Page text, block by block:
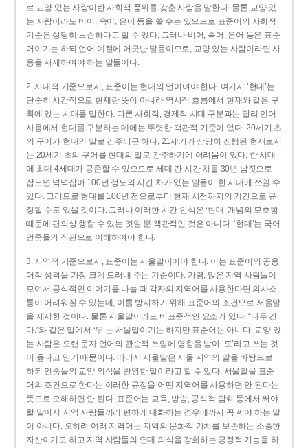
로 교양 있는 사람이란 사회적 품위를 갖춘 사람을 말한다. 물론 교양 있
는 사람이라도 비어, 속어, 은어 등을 쓸 수는 있으므로 표준어의 사회적
기준은 상당히 느슨하다고 할 수 있다. 그러나 비어, 속어, 은어 등은 표준
어이기는 하되 언어 예절에 어긋난 말들이므로, 교양 있는 사람이라면 사
용을 자제하여야 하는 말들이다.
2. 시대적 기준으로서, 표준어는 현대의 언어여야 한다. 여기서 ‘현대’는
단순히 시간적으로 현재란 뜻이 아니라 역사적 흐름에서 현재와 같은 구
획에 있는 시대를 말한다. 다른 사회적, 경제적 시대 구분과는 달리 언어
사용에서 현대를 구분하는 데에는 뚜렷한 객관적 기준이 없다. 20세기 초
의 구어가 현대의 말로 간주되곤 하나, 21세기가 상당히 진행된 현재로서
는 20세기 초의 구어를 현대의 말로 간주하기에 어려움이 있다. 한 시대
에 최대 4세대가 공존할 수 있으므로 세대 간 시간 차를 30년 남짓으로
잡으면 넉넉잡아 100년 정도의 시간 차가 있는 말들이 한 시대에 쓰일 수
있다. 그러므로 현대를 100년 전으로부터 현재 시점까지의 기간으로 규
정할 수도 있을 것이다. 그러나 이러한 시간 인식은 ‘현대’ 개념의 모호함
때문에 편의상 행할 수 있는 것일 뿐 객관적인 것은 아니다. ‘현대’는 국어
언중들의 직관으로 이해하여야 한다.
3. 지역적 기준으로서, 표준어는 서울말이어야 한다. 이는 표준어의 공용
어적 성격을 가장 크게 드러내 주는 기준이다. 가령, 많은 지역 사람들이
모여서 공식적인 이야기를 나눌 때 각자의 지역어를 사용한다면 의사소
통이 어려워질 수 있는데, 이를 방지하기 위해 표준어의 조건으로 서울말
을 제시한 것이다. 물론 서울말이라도 비표준적인 요소가 있다. “나두 간
다.”와 같은 말에서 ‘두’는 서울말이기는 하지만 표준어는 아니다. 교양 있
는 사람은 오랜 문자 언어의 관습적 쓰임에 영향을 받아 ‘도’라고 쓰는 것
이 옳다고 믿기 때문이다. 따라서 서울말은 서울 지역의 말을 바탕으로
하되 언중들의 교양 의식을 반영한 말이라고 할 수 있다. 서울말을 표준
어의 조건으로 한다는 이러한 규정을 어떤 지역어를 사용하면 안 된다는
뜻으로 오해하면 안 된다. 표준어는 교육, 방송, 공식적 담화 등에서 써야
할 말이지 지역 사람들끼리 편하게 대화하는 경우에까지 꼭 써야 하는 말
이 아니다. 오히려 여러 지역어는 지역의 문화적 가치를 보존하는 소중한
자산이기도 하고 지역 사람들의 연대 의식을 강화하는 긍정적 기능을 하